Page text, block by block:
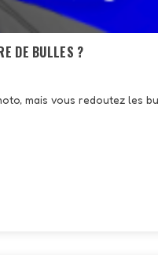
DE BULLES ?
mais vous redoutez les